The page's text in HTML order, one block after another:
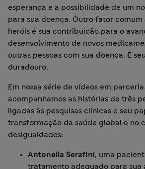
esperança e a possibilidade de um
para sua doença. Outro fator comum
heróis é sua contribuição para o
desenvolvimento de novos
outras pessoas com sua doença. E
duradouro.
Em nossa série de vídeos em
acompanhamos as histórias de três
ligadas às pesquisas clínicas e seu
transformação da saúde global e no
desigualdades:
Antonella Serafini, uma
tratamento adequado para sua